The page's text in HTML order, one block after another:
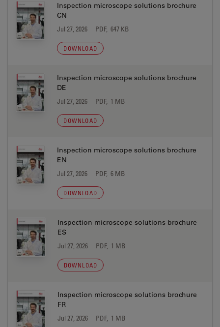
Inspection microscope solutions brochure
CN
Jul 27, 2026 PDF, 647 KB
DOWNLOAD
Inspection microscope solutions brochure
DE
Jul 27, 2026 PDF, 1 MB
DOWNLOAD
Inspection microscope solutions brochure
EN
Jul 27, 2026 PDF, 6 MB
DOWNLOAD
Inspection microscope solutions brochure
ES
Jul 27, 2026 PDF, 1 MB
DOWNLOAD
Inspection microscope solutions brochure
FR
Jul 27, 2026 PDF, 1 MB